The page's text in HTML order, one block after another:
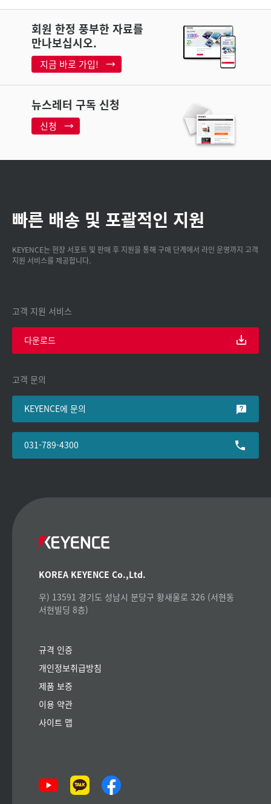
회원 한정 풍부한 자료를
만나보십시오.
지금 바로 가입!
뉴스레터 구독 신청
신청
빠른 배송 및 포괄적인 지원
KEYENCE는 현장 서포트 및 판매 후 지원을 통해 구매 단계에서 라인 운영까지 고객
지원 서비스를 제공합니다.
고객 지원 서비스
다운로드
고객 문의
KEYENCE에 문의
031-789-4300
KOREA KEYENCE Co.,Ltd.
우) 13591 경기도 성남시 분당구 황새울로 326 (서현동
서현빌딩 8층)
규격 인증
개인정보취급방침
제품 보증
이용 약관
사이트 맵